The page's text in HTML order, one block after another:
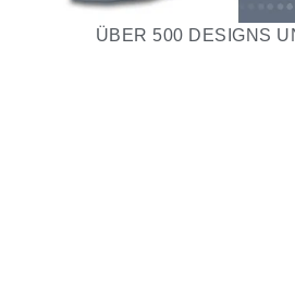
ÜBER 500 DESIGNS